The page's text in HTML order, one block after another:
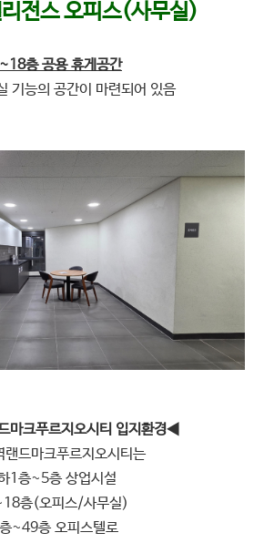
전스 오피스(사무실)
층 공용 휴게공간
기능의 공간이 마련되어 있음
마크푸르지오시티 입지환경◀
랜드마크푸르지오시티는
1층~5층 상업시설
층(오피스/사무실)
~49층 오피스텔로